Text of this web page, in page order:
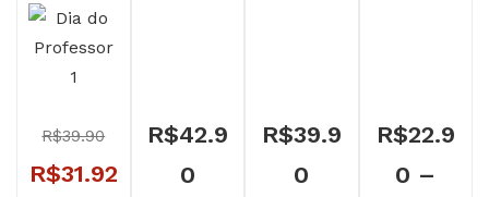
R$39.90
O
R$31.92O
R$42.9
0
R$39.9
0
R$22.9
0 –